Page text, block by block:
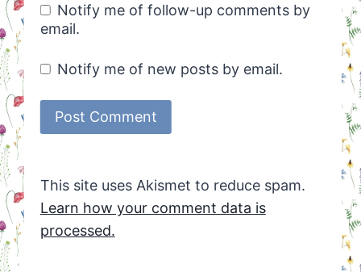
Notify me of follow-up comments by
email.
Notify me of new posts by email.
This site uses Akismet to reduce spam.
Learn how your comment data is
processed.